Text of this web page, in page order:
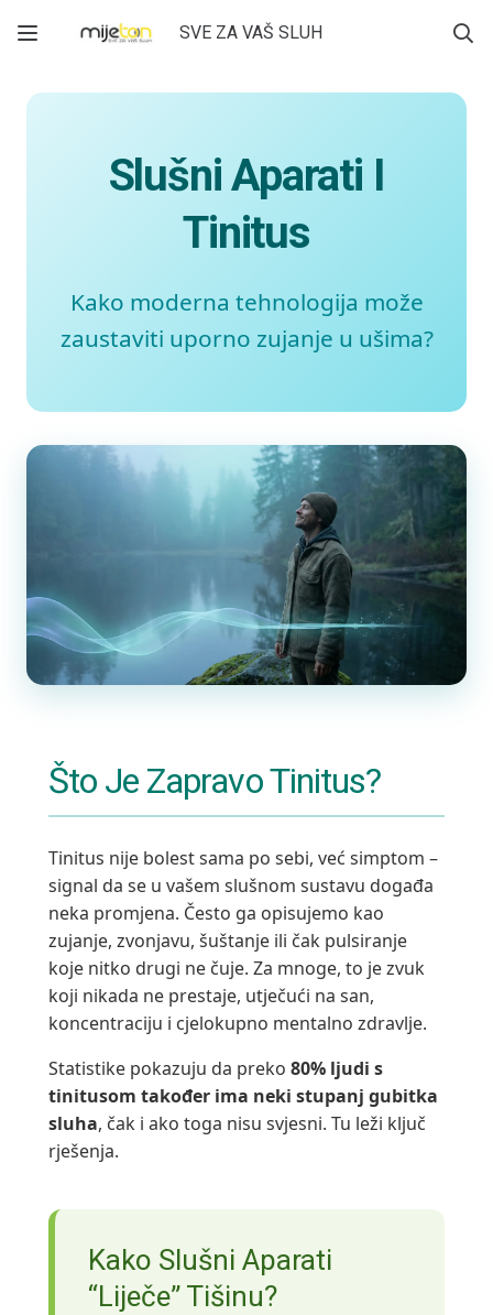
SVE ZA VAŠ SLUH
Slušni Aparati I
Tinitus
Kako moderna tehnologija može
zaustaviti uporno zujanje u ušima?
Što Je Zapravo Tinitus?
Tinitus nije bolest sama po sebi, već simptom –
signal da se u vašem slušnom sustavu događa
neka promjena. Često ga opisujemo kao
zujanje, zvonjavu, šuštanje ili čak pulsiranje
koje nitko drugi ne čuje. Za mnoge, to je zvuk
koji nikada ne prestaje, utječući na san,
koncentraciju i cjelokupno mentalno zdravlje.
Statistike pokazuju da preko 80% ljudi s
tinitusom također ima neki stupanj gubitka
sluha, čak i ako toga nisu svjesni. Tu leži ključ
rješenja.
Kako Slušni Aparati
“liječe” Tišinu?